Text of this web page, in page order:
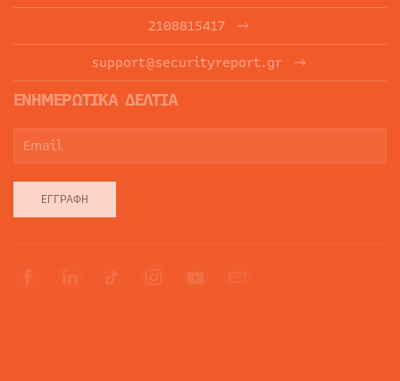
2108815417
support@securityreport.gr
ΕΝΗΜΕΡΩΤΙΚΑ ΔΕΛΤΙΑ
ΕΓΓΡΑΦΉ